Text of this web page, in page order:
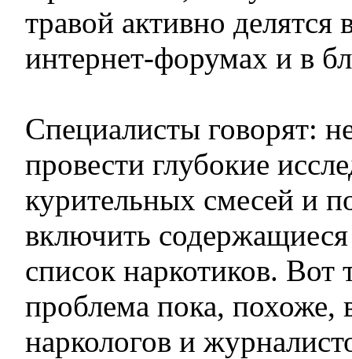
травой активно делятся
интернет-форумах и в
Специалисты говорят:
провести глубокие
курительных смесей и
включить
список наркотиков. Вот
проблема пока, похоже,
наркологов и